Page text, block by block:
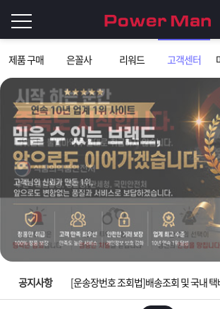
제품 구매 은꼴사 리워드 고객센터
그
인
이
필
요
니
로
Q&A
파
워
맨
제
품
은
공지사항
[2026구정 연휴]설 연휴 배송 및 휴무 안내